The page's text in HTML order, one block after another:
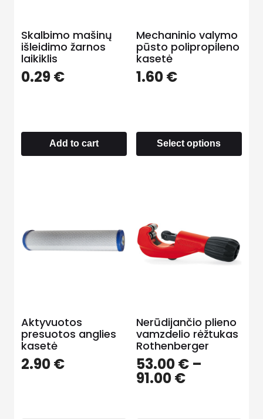
Skalbimo mašinų
išleidimo žarnos
laikiklis
0.29€
Add to cart
Mechaninio valymo
pūsto polipropileno
kasetė
1.60€
Select options
Aktyvuotos
presuotos anglies
kasetė
2.90€
Nerūdijančio plieno
vamzdelio rėžtukas
Rothenberger
53.00€–
91.00€